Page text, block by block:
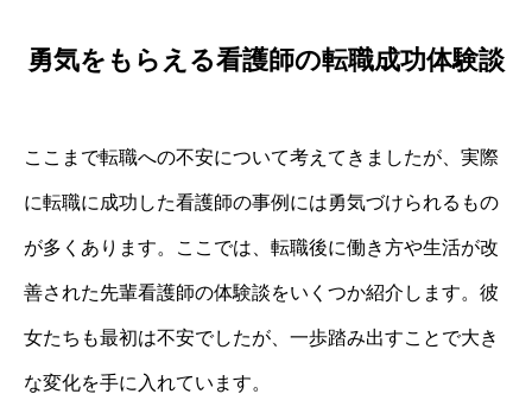
勇気をもらえる看護師の転職成功体験談
ここまで転職への不安について考えてきましたが、実際
に転職に成功した看護師の事例には勇気づけられるもの
が多くあります。ここでは、転職後に働き方や生活が改
善された先輩看護師の体験談をいくつか紹介します。彼
女たちも最初は不安でしたが、一歩踏み出すことで大き
な変化を手に入れています。